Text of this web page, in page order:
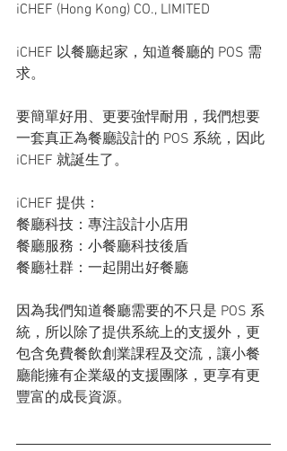
iCHEF (Hong Kong) CO., LIMITED
iCHEF 以餐廳起家，知道餐廳的 POS 需
求。
要簡單好用、更要強悍耐用，我們想要
一套真正為餐廳設計的 POS 系統，因此
iCHEF 就誕生了。
iCHEF 提供：
餐廳科技：專注設計小店用
餐廳服務：小餐廳科技後盾
餐廳社群：一起開出好餐廳
因為我們知道餐廳需要的不只是 POS 系
統，所以除了提供系統上的支援外，更
包含免費餐飲創業課程及交流，讓小餐
廳能擁有企業級的支援團隊，更享有更
豐富的成長資源。